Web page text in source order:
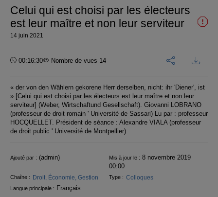
Celui qui est choisi par les électeurs
est leur maître et non leur serviteur
14 juin 2021
Durée :
00:16:30 Nombre de vues 14
« der von den Wählern gekorene Herr derselben, nicht: ihr 'Diener', ist
» [Celui qui est choisi par les électeurs est leur maître et non leur
serviteur] (Weber, Wirtschaftund Gesellschaft). Giovanni LOBRANO
(professeur de droit romain ' Université de Sassari) Lu par : professeur
HOCQUELLET. Président de séance : Alexandre VIALA (professeur
de droit public ' Université de Montpellier)
Informations
Ajouté par : (admin) Mis à jour le : 8 novembre 2019
00:00
Chaîne : Droit, Économie, Gestion Type : Colloques
Langue principale : Français